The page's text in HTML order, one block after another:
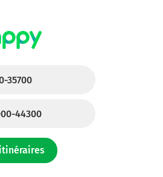
35700
44300